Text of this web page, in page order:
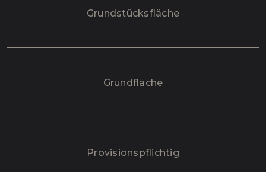
Grundstücksfläche
Grundfläche
Provisionspflichtig